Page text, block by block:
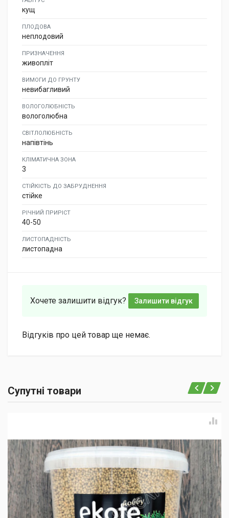
кущ
ПЛОДОВА
неплодовий
ПРИЗНАЧЕННЯ
живопліт
ВИМОГИ ДО ГРУНТУ
невибагливий
ВОЛОГОЛЮБНІСТЬ
вологолюбна
СВІТЛОЛЮБНІСТЬ
напівтінь
КЛІМАТИЧНА ЗОНА
3
СТІЙКІСТЬ ДО ЗАБРУДНЕННЯ
стійке
РІЧНИЙ ПРИРІСТ
40-50
ЛИСТОПАДНІСТЬ
листопадна
Хочете залишити відгук? Залишити відгук
Відгуків про цей товар ще немає.
Супутні товари